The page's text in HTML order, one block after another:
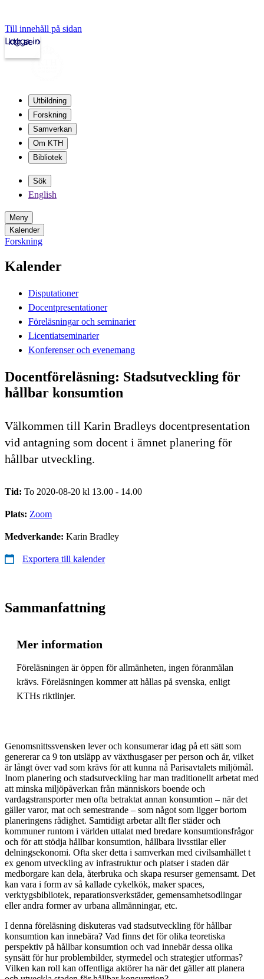
Till innehåll på sidan
kth.se
Logga in
Utbildning
Forskning
Samverkan
Om KTH
Bibliotek
Sök
English
Meny
Kalender
Forskning
Kalender
Disputationer
Docentpresentationer
Föreläsningar och seminarier
Licentiatseminarier
Konferenser och evenemang
Docentföreläsning: Stadsutveckling för
hållbar konsumtion
Välkommen till Karin Bradleys docentpresentation
vid antagning som docent i ämnet planering för
hållbar utveckling.
Tid: To 2020-08-20 kl 13.00 - 14.00
Plats: Zoom
Medverkande: Karin Bradley
Exportera till kalender
Sammanfattning
Mer information
Föreläsningen är öppen för allmänheten, ingen föranmälan
krävs. Föreläsningen kommer att hållas på svenska, enligt
KTHs riktlinjer.
Genomsnittssvensken lever och konsumerar idag på ett sätt som
genererar ca 9 ton utsläpp av växthusgaser per person och år, vilket
är långt över vad som krävs för att kunna nå Parisavtalets miljömål.
Inom planering och stadsutveckling har man traditionellt arbetat med
att minska miljöpåverkan från människors boende och
vardagstransporter men ofta betraktat annan konsumtion – när det
gäller varor, mat och semestrande – som något som ligger bortom
planeringens rådighet. Samtidigt arbetar allt fler städer och
kommuner runtom i världen uttalat med bredare konsumtionsfrågor
och för att stödja hållbar konsumtion, hållbara livsstilar eller
delningsekonomi. Ofta sker detta i samverkan med civilsamhället t
ex genom utveckling av infrastruktur och platser i staden där
medborgare kan dela, återbruka och skapa resurser gemensamt. Det
kan vara i form av så kallade cykelkök, maker spaces,
verktygsbibliotek, reparationsverkstäder, gemensamhetsodlingar
eller andra former av urbana allmänningar, etc.
I denna föreläsning diskuteras vad stadsutveckling för hållbar
konsumtion kan innebära? Vad finns det för olika teoretiska
perspektiv på hållbar konsumtion och vad innebär dessa olika
synsätt för hur problembilder, styrmedel och strategier utformas?
Vilken kan roll kan offentliga aktörer ha när det gäller att planera